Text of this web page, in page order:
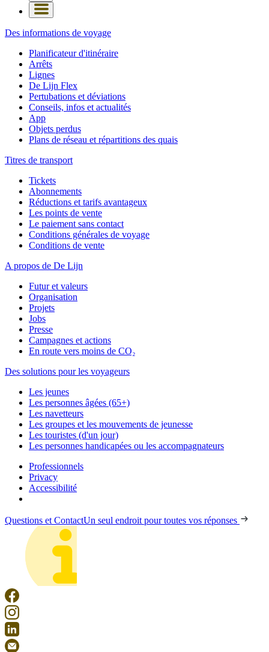
Des informations de voyage
Planificateur d'itinéraire
Arrêts
Lignes
De Lijn Flex
Pertubations et déviations
Conseils, infos et actualités
App
Objets perdus
Plans de réseau et répartitions des quais
Titres de transport
Tickets
Abonnements
Réductions et tarifs avantageux
Les points de vente
Le paiement sans contact
Conditions générales de voyage
Conditions de vente
A propos de De Lijn
Futur et valeurs
Organisation
Projets
Jobs
Presse
Campagnes et actions
En route vers moins de CO₂
Des solutions pour les voyageurs
Les jeunes
Les personnes âgées (65+)
Les navetteurs
Les groupes et les mouvements de jeunesse
Les touristes (d'un jour)
Les personnes handicapées ou les accompagnateurs
Professionnels
Privacy
Accessibilité
Questions et ContactUn seul endroit pour toutes vos réponses